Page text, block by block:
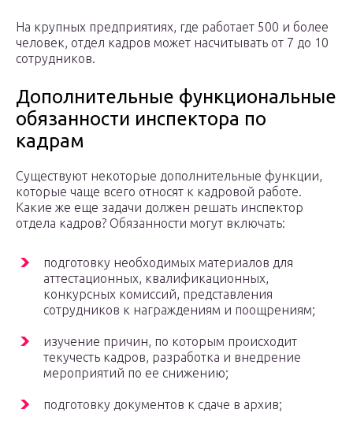
На крупных предприятиях, где работает 500 и более
человек, отдел кадров может насчитывать от 7 до 10
сотрудников.
Дополнительные функциональные
обязанности инспектора по
кадрам
Существуют некоторые дополнительные функции,
которые чаще всего относят к кадровой работе.
Какие же еще задачи должен решать инспектор
отдела кадров? Обязанности могут включать:
подготовку необходимых материалов для
аттестационных, квалификационных,
конкурсных комиссий, представления
сотрудников к награждениям и поощрениям;
изучение причин, по которым происходит
текучесть кадров, разработка и внедрение
мероприятий по ее снижению;
подготовку документов к сдаче в архив;